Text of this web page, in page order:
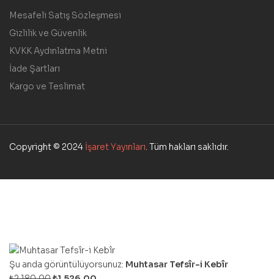
Mesafeli Satış Sözleşmesi
Gizlilik ve Güvenlik
KVKK Aydınlatma Metni
İade Şartları
Kargo ve Teslimat
Copyright © 2024 İşaret Yayınları. Tüm hakları saklıdır.
Şu anda görüntülüyorsunuz: Muhtasar Tefsîr-i Kebîr